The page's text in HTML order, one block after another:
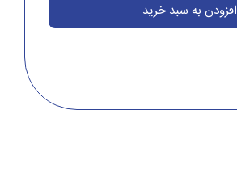
افزودن به سبد خرید